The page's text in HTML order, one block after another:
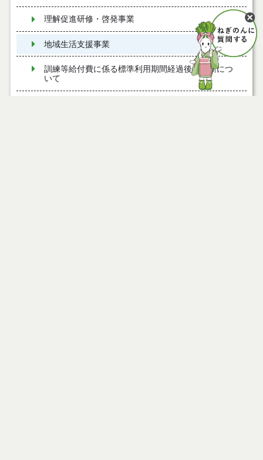
理解促進研修・啓発事業
地域生活支援事業
訓練等給付費に係る標準利用期間経過後の更新につ
いて